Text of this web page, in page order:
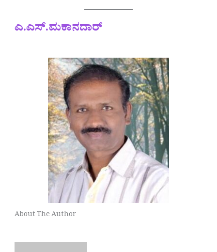
ಎ.ಎಸ್.ಮಕಾನದಾರ್
About The Author